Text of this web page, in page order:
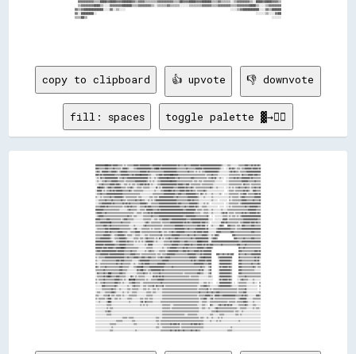
copy to clipboard 👍 upvote 👎 downvote
fill: spaces toggle palette ▓→✊🏽
▓▓▓▓▓▓▓▓▓▓▓▓████▓▓▓▓▒▒▓▓▓▓▓▓▒▒▒▒▒▒░░▒▒░░▒▒▒▒▒▒▒▒▓▓▓▓▓▓▒▒▓▓▓▓▓▓▓▓▓▓▓▓▒▒▒▒▓▓▓▓▓▓▓▓▓▓▒▒▓▓▓▓▓▓▓▓▓▓▓▓▓▓▓▓▓▓▒▒▓▓▒▒▒▒▒▒▓▓▒▒▒▒▒▒▓▓▓▓▓▓▓▓▓▓▒▒▓▓▓▓▓▓▓▓▓▓▓▓▓▓▓▓▓▓▓▓▓▓▓▓▓▓▒▒░░░░░░▒▒▒▒░░░░░░░░░░▒▒▒▒▒▒▒▒▓▓▓▓▒▒▒▒▓▓▒▒▓▓▒▒▓▓▒▒
▓▓▓▓▒▒▒▒▒▒▒▒▓▓▓▓▒▒▒▒▒▒▓▓▒▒▒▒▒▒▒▒░░▓▓▓▓▓▓▒▒░░░░░░▒▒▒▒▓▓▓▓▓▓▓▓▓▓▓▓▓▓▓▓▓▓▒▒▒▒▓▓████▒▒▓▓▓▓▓▓▓▓▓▓▓▓▓▓▓▓▓▓▓▓▒▒▒▒▒▒▒▒▒▒▒▒▓▓▒▒▒▒▒▒▒▒▒▒▓▓▓▓▓▓▓▓▒▒▓▓▓▓▓▓▓▓▓▓▓▓▓▓▓▓▓▓▓▓▒▒░░░░  ░░░░▓▓▒▒▓▓▒▒░░▒▒▒▒░░▒▒▒▒▓▓▓▓▓▓▓▓▒▒▓▓▓▓▓▓▒▒▓▓
▒▒▓▓▒▒░░▓▓▓▓▓▓▓▓▒▒▒▒▓▓▓▓▓▓▒▒░░▒▒▓▓▓▓▓▓▓▓▒▒▒▒▒▒▒▒▒▒▒▒▒▒▒▒▓▓▓▓▓▓▓▓▒▒▓▓▒▒▒▒▒▒▒▒▒▒▒▒▒▒▒▒▒▒▓▓▓▓▓▓▓▓▓▓▓▓▓▓▓▓▒▒▒▒▒▒▒▒▒▒▒▒▒▒▓▓▒▒▒▒▒▒░░▒▒░░▒▒░░▒▒▒▒▓▓▓▓▓▓▓▓▓▓▓▓▓▓▓▓▒▒░░░░░░░░░░░░▒▒▓▓▒▒▓▓▒▒▒▒░░▒▒▒▒▒▒▒▒▓▓▓▓▓▓▓▓▓▓▓▓▓▓▓▓▓▓
▓▓▓▓▒▒▓▓▒▒▓▓▓▓▓▓▓▓▓▓▓▓▓▓▒▒▒▒▒▒▒▒▓▓▓▓▓▓▓▓▓▓▒▒▒▒▓▓▒▒▓▓▓▓▓▓██▓▓▓▓▓▓▓▓▒▒▒▒░░░░░░▒▒▒▒▓▓▓▓▒▒▓▓▓▓▓▓▓▓████▓▓▓▓▓▓▒▒▒▒▒▒▒▒▒▒▒▒▒▒▒▒▒▒▒▒▒▒▒▒▒▒▒▒▒▒▒▒▒▒░░▒▒▒▒▒▒▓▓▒▒▒▒▒▒░░░░░░░░░░░░░░▒▒▒▒▒▒▒▒▒▒▒▒▒▒░░▓▓▒▒▒▒▒▒▓▓▓▓▓▓▒▒▓▓▓▓▒▒▒▒
░░▒▒░░▓▓▒▒▒▒▓▓▓▓▓▓▓▓▓▓▓▓▓▓▓▓░░▒▒▒▒▓▓▒▒▒▒▓▓▓▓▓▓▓▓▓▓▓▓▓▓▓▓▓▓▓▓▓▓▓▓▓▓░░▒▒░░░░▒▒░░▒▒▓▓▓▓▓▓▓▓▓▓██▓▓▓▓▓▓▓▓▒▒▒▒▓▓▒▒▒▒▒▒▒▒▒▒▒▒▒▒▓▓▓▓▒▒▒▒▒▒▒▒▒▒▒▒▒▒▒▒░░▒▒▒▒▓▓▒▒▓▓░░░░▒▒░░░░  ░░░░▒▒▒▒▒▒▓▓▒▒▓▓▒▒▒▒▓▓▓▓▓▓▓▓▓▓▒▒▓▓▒▒▒▒▒▒▒▒▒▒
░░▒▒░░░░▒▒▒▒▓▓▒▒▒▒▒▒▓▓▓▓▓▓▓▓▒▒▒▒▒▒▒▒░░▒▒▒▒▒▒▒▒▒▒▒▒▓▓▓▓▓▓▓▓▓▓▓▓▓▓▒▒░░▒▒░░▒▒░░░░▒▒▒▒▓▓▓▓▓▓▓▓▓▓▓▓██▓▓▓▓▓▓▒▒▒▒▒▒▒▒▒▒▒▒▒▒▒▒▒▒▒▒░░▒▒▒▒░░▒▒▒▒░░▒▒▒▒▒▒▒▒▒▒▒▒▒▒░░░░░░░░░░    ░░░░▒▒▒▒▒▒▒▒▒▒▒▒▒▒▒▒▓▓▓▓▓▓▓▓▒▒▒▒▒▒▒▒▓▓▒▒▒▒▒▒
░░░░▒▒▒▒▓▓▒▒▒▒▒▒▒▒▓▓▓▓▓▓▒▒▓▓▓▓▒▒░░░░▒▒▒▒░░▒▒░░▒▒▒▒░░▒▒▒▒▓▓▓▓▒▒▓▓▒▒▓▓░░▒▒░░░░░░▒▒▒▒▓▓▓▓▓▓▓▓▓▓▓▓▓▓▓▓▓▓▓▓▒▒▓▓▓▓▓▓▒▒▒▒▓▓▓▓░░▒▒▒▒▒▒▒▒▒▒▒▒░░▒▒▒▒▒▒▒▒▒▒▒▒▒▒░░░░░░░░░░░░░░░░░░░░▒▒▒▒▒▒▒▒▒▒▒▒▒▒▒▒░░▓▓▒▒▒▒▒▒░░▒▒▒▒▒▒▒▒▒▒▒▒
  ▓▓██▓▓▓▓▒▒░░▒▒▓▓▓▓▒▒▒▒▓▓▓▓▓▓▓▓▒▒▒▒▒▒░░▒▒▒▒▓▓▒▒░░░░▒▒▒▒▒▒░░▒▒▒▒▒▒▒▒░░░░░░░░▓▓░░▒▒░░▓▓▓▓▓▓▓▓▓▓▓▓▓▓▒▒▒▒▒▒▓▓▓▓▓▓▓▓▒▒▓▓▒▒▒▒▓▓▒▒░░▒▒▒▒▒▒▒▒▒▒▒▒▒▒▒▒▒▒▓▓▒▒░░░░▒▒░░░░░░░░  ░░░░▒▒░░▒▒░░▒▒▒▒▓▓▒▒▒▒▒▒▓▓▒▒▒▒░░▒▒▒▒▓▓▒▒▒▒▓▓
░░▓▓▓▓▓▓░░▒▒░░▒▒▒▒▓▓▒▒▓▓▒▒▓▓▓▓▓▓▓▓▒▒▒▒▒▒▒▒▓▓▒▒░░▒▒▒▒▒▒▒▒▒▒▒▒░░░░░░░░░░░░░░▒▒░░░░░░▒▒▒▒▓▓▓▓▓▓██▓▓▒▒▓▓▒▒▒▒▒▒▓▓▓▓▓▓▒▒▓▓▓▓▒▒▓▓▒▒▒▒░░▒▒▒▒▒▒▒▒▓▓▒▒░░░░░░░░░░░░░░░░░░░░░░    ░░▒▒▒▒▒▒░░▒▒▒▒▒▒▒▒▒▒▓▓▒▒▓▓▒▒░░░░▓▓▓▓▒▒▒▒▒▒
░░▒▒▒▒▓▓▒▒▒▒▒▒▓▓▓▓▓▓▓▓▓▓▓▓▓▓▓▓▓▓▓▓▒▒▒▒▒▒▒▒▒▒▒▒▒▒▒▒▒▒▒▒▒▒░░░░░░░░░░░░░░░░▒▒▒▒▒▒▒▒▒▒▒▒▒▒▓▓▓▓▓▓▓▓▓▓▓▓▓▓▒▒▒▒▓▓▓▓▒▒▒▒▒▒▓▓▓▓▓▓▓▓▓▓▓▓▒▒▒▒░░▓▓▒▒░░▒▒░░░░░░▒▒░░░░░░░░▒▒░░  ░░░░░░▒▒▒▒▒▒▒▒▒▒▒▒░░▒▒▒▒▓▓▓▓░░▒▒▒▒▒▒▒▒▓▓▓▓▒▒▓▓
▒▒░░░░▒▒░░▒▒▒▒▒▒▒▒▓▓▒▒▒▒▓▓▓▓▓▓▓▓▓▓▒▒░░▒▒▒▒▒▒▒▒▒▒▒▒▒▒░░▒▒▒▒░░░░░░░░░░▒▒▒▒░░▒▒▒▒░░▓▓▓▓▓▓▓▓▓▓▓▓▓▓▓▓▓▓▒▒▒▒▓▓▒▒▒▒▒▒▒▒▒▒▒▒▓▓▓▓▓▓▓▓▓▓▓▓▒▒░░░░░░▒▒░░░░░░░░▒▒░░░░░░░░░░░░░░░░░░░░▒▒░░▒▒▒▒▒▒▒▒░░▒▒▓▓▓▓▒▒▒▒▒▒▒▒▒▒▒▒▓▓▓▓▓▓▓▓
░░░░▒▒▒▒▒▒▒▒▓▓▒▒▒▒▒▒▓▓▒▒▒▒▒▒▒▒▒▒▓▓▒▒▒▒░░▒▒▒▒▒▒▒▒▒▒▓▓▒▒▒▒▓▓▒▒▒▒░░░░▒▒░░▒▒░░▒▒▓▓▓▓▓▓▓▓▓▓▓▓▓▓▓▓▓▓▓▓▓▓▓▓▓▓▒▒▒▒▒▒▒▒▒▒▒▒▒▒▓▓▓▓▒▒▓▓▒▒▒▒▒▒░░░░░░░░░░░░░░░░▒▒░░░░░░  ░░░░░░░░░░  ▒▒░░▒▒▒▒▒▒▒▒▒▒▒▒▓▓▓▓▓▓▒▒▒▒▒▒▒▒▓▓▒▒▒▒▒▒▓▓
░░░░▒▒▒▒▓▓▓▓▓▓▓▓▓▓▓▓▒▒▓▓▒▒▒▒▒▒▒▒▒▒▓▓▒▒▓▓▒▒▓▓▒▒▒▒▒▒▒▒▒▒▒▒▓▓▓▓▓▓▓▓▒▒░░░░▒▒▒▒▒▒▒▒▒▒▓▓▓▓▓▓▓▓▓▓▓▓▓▓▓▓▓▓▓▓▓▓▒▒▓▓▓▓▒▒▒▒▒▒▒▒▒▒▓▓▓▓▓▓▓▓▓▓▒▒░░░░░░▒▒░░▒▒░░  ░░░░░░░░░░░░░░░░  ░░░░▒▒▒▒▒▒▒▒▒▒▒▒░░▒▒▓▓▓▓▓▓▓▓▓▓▓▓▓▓▓▓▓▓▓▓▓▓▓▓
▒▒▒▒▒▒▓▓▓▓▓▓▒▒▓▓▒▒▒▒▒▒▒▒▒▒▒▒▒▒▒▒▒▒░░▒▒▒▒▓▓▒▒▓▓▒▒▒▒▒▒░░░░▒▒▒▒▒▒▓▓▒▒▓▓▓▓▒▒▒▒▒▒▒▒▒▒▓▓▓▓▓▓▓▓▓▓▓▓▓▓▓▓▓▓▓▓▓▓▓▓▓▓▒▒▒▒▒▒▓▓▒▒▒▒▓▓▓▓▓▓▒▒▓▓▒▒░░░░▒▒▒▒▒▒░░░░░░░░░░░░░░  ░░░░░░  ░░░░▒▒░░▒▒▒▒▒▒▒▒▒▒▒▒▒▒▒▒▓▓▒▒▒▒▓▓▓▓▓▓▓▓▓▓▒▒▒▒
▓▓▓▓▓▓▓▓▓▓▒▒▒▒▒▒▒▒▒▒▒▒▒▒▒▒▒▒▒▒░░░░░░░░░░▒▒▓▓▒▒▒▒▒▒▒▒░░░░▒▒▒▒▒▒░░▓▓▓▓▓▓▓▓▒▒▒▒▒▒▓▓▒▒▓▓▓▓▓▓▓▓▓▓▓▓▓▓▓▓▓▓▓▓▓▓▓▓▓▓▓▓▒▒▒▒▓▓▓▓▓▓▓▓▓▓▓▓░░▒▒▒▒▒▒░░▒▒▒▒▒▒░░░░▒▒░░░░░░░░░░▒▒░░░░░░▒▒▒▒▒▒▒▒▒▒▒▒▒▒▒▒▒▒▒▒▒▒▒▒▒▒▓▓▓▓▓▓▓▓▓▓▒▒▒▒▒▒
▒▒▓▓▓▓▓▓▒▒▒▒▓▓▒▒▒▒▒▒▒▒▒▒▒▒▒▒▒▒▒▒▒▒▒▒▒▒▒▒▒▒▒▒▒▒▒▒░░░░▒▒▒▒▒▒░░▒▒▒▒▒▒▓▓▒▒▓▓▒▒▓▓▓▓▓▓▓▓▓▓▓▓▓▓▓▓▓▓▓▓▓▓▓▓▓▓▓▓▓▓▓▓▓▓▓▓▓▓▓▓▓▓▓▓▓▓▓▓▓▓▒▒▒▒▒▒▒▒░░░░▒▒▒▒▒▒░░░░▒▒░░░░░░░░░░▒▒▓▓▒▒▓▓░░▒▒▒▒▒▒░░▒▒▒▒▒▒▒▒▓▓▒▒▓▓▒▒▒▒▓▓▓▓▓▓▓▓▒▒▓▓▒▒
░░▒▒▓▓▓▓▓▓▒▒▒▒▒▒▒▒▒▒▒▒▒▒▒▒▒▒▒▒▒▒▒▒▒▒▒▒▒▒▓▓▒▒▒▒░░▒▒▒▒░░░░░░░░▒▒▒▒▒▒▒▒▒▒▓▓▒▒▒▒▒▒▒▒▓▓▓▓▓▓▓▓▓▓▓▓▓▓▓▓▓▓▓▓▓▓▓▓▓▓▓▓▓▓▒▒▒▒▓▓▓▓▓▓▓▓▓▓▓▓▒▒▒▒▒▒▒▒▒▒▒▒▒▒▓▓░░  ░░  ░░░░░░░░░░▒▒▒▒▒▒░░▒▒░░▒▒▒▒░░▒▒░░▒▒▓▓▓▓▓▓▓▓▓▓▓▓▓▓▓▓▓▓▓▓▓▓▓▓
▓▓▓▓▓▓▒▒▒▒▒▒▒▒▓▓▓▓▒▒▒▒▒▒▒▒▒▒▒▒▒▒░░▒▒▓▓▓▓▒▒▒▒▒▒▒▒░░░░░░░░░░░░▒▒▒▒▒▒▒▒▒▒░░░░▒▒▒▒░░▒▒▒▒▓▓▓▓▓▓▓▓▒▒▒▒▓▓▓▓▓▓▓▓▓▓▓▓▓▓▓▓▓▓▒▒▒▒▒▒▓▓▓▓▓▓▓▓▓▓▓▓▓▓▓▓▓▓▓▓▓▓░░░░░░  ░░░░░░░░░░▓▓▓▓▓▓░░▒▒▒▒▒▒▒▒▒▒▒▒▒▒▒▒▒▒▓▓▓▓▓▓▓▓▓▓▓▓▓▓▓▓▓▓▒▒▒▒
▒▒▒▒▒▒▓▓▓▓▓▓▓▓▓▓▓▓██▒▒▒▒▒▒▒▒▒▒▒▒▓▓▒▒▒▒▒▒▒▒▒▒░░░░░░░░░░░░░░░░░░▒▒▓▓▒▒░░▒▒▒▒▒▒▒▒▒▒▒▒░░▒▒▒▒▒▒▒▒▒▒▓▓▓▓▓▓▓▓▓▓▓▓▓▓▓▓▒▒▓▓▒▒▓▓▒▒▒▒▓▓▓▓▓▓▓▓▓▓▒▒▓▓▓▓▒▒▒▒░░  ░░░░░░░░░░░░▓▓▓▓▒▒▓▓▒▒▒▒▒▒▒▒▒▒▒▒▒▒░░▒▒▒▒▓▓▓▓▓▓▓▓▒▒▓▓▓▓▒▒▓▓▒▒▒▒
▒▒▒▒▒▒▒▒▒▒▓▓▓▓▒▒▒▒▓▓▒▒▒▒▒▒▒▒▒▒▒▒▒▒▒▒▒▒▒▒▒▒░░░░░░▒▒░░░░░░░░░░▒▒▓▓▒▒▒▒▒▒▒▒▒▒▒▒▒▒▒▒▒▒▒▒░░▒▒▒▒▒▒▒▒▒▒▒▒▒▒▓▓▓▓▓▓▓▓▓▓▒▒▒▒▒▒▒▒▒▒▒▒▒▒▒▒▒▒▓▓▓▓▒▒▓▓▓▓░░▒▒  ░░▒▒░░░░░░░░▓▓▓▓▒▒    ▓▓▓▓▒▒▒▒▒▒░░▒▒▒▒░░▓▓▓▓▒▒▒▒▒▒▒▒▓▓▓▓▒▒▒▒▒▒▒▒
░░▒▒▒▒▒▒▒▒▒▒▓▓▓▓▒▒▓▓▓▓▓▓▓▓▓▓▓▓▒▒▒▒▒▒▒▒▒▒▒▒▒▒░░░░▒▒▓▓░░░░░░▒▒▒▒▒▒▒▒▒▒░░▒▒░░▒▒▒▒▒▒▒▒░░▒▒▒▒▒▒▒▒▒▒▒▒▒▒▒▒▓▓▓▓▓▓▓▓▓▓▓▓▒▒▒▒▓▓▒▒▒▒▒▒▒▒▓▓▓▓▓▓▓▓▓▓▓▓▒▒▓▓░░░░░░░░░░▒▒▓▓▓▓▓▓▓▓▓▓▓▓▓▓▓▓▒▒▒▒▒▒░░▒▒▒▒▒▒▓▓▓▓▓▓▓▓▓▓▓▓▓▓▓▓▓▓▓▓▓▓▓▓
▒▒▒▒▒▒▒▒▒▒▒▒▓▓▓▓▒▒▓▓▒▒▒▒▒▒▒▒▓▓▓▓▓▓▒▒▒▒▒▒░░░░▒▒▒▒▒▒▓▓▓▓▓▓░░▒▒▒▒▒▒▒▒▒▒▒▒▒▒▒▒▒▒▒▒▒▒▓▓▒▒░░▒▒▒▒░░▒▒▒▒▓▓▒▒▒▒▓▓▓▓▓▓▓▓▓▓▒▒▒▒▒▒▒▒▒▒▒▒▓▓▒▒▓▓▓▓▓▓▒▒▓▓▓▓▓▓░░░░░░░░░░▓▓▓▓▓▓▒▒▒▒▒▒▒▒▒▒▒▒▓▓▓▓▒▒▒▒▒▒▒▒▒▒▒▒▒▒▒▒▒▒▒▒▒▒▓▓▓▓▒▒▒▒▒▒▒▒
▒▒▒▒▒▒▒▒▒▒▓▓▓▓▓▓▓▓▒▒░░░░▒▒▒▒▓▓▓▓▓▓▓▓▒▒░░▒▒▒▒▒▒░░░░▒▒▒▒▒▒░░░░░░▒▒▒▒░░▒▒▒▒▒▒▒▒▒▒▒▒▒▒▓▓░░▒▒▒▒▒▒▒▒▒▒▓▓▓▓▓▓▓▓▓▓▒▒▒▒▒▒▒▒▒▒▓▓▒▒▒▒▒▒▓▓▒▒▒▒▒▒▒▒▓▓▓▓▓▓▒▒░░░░▒▒░░▓▓▓▓▒▒                ▓▓▓▓▒▒▒▒▒▒▒▒▒▒▒▒▒▒▒▒▒▒▒▒▒▒▒▒▒▒▒▒▒▒▒▒
▒▒▒▒▒▒▓▓▓▓▓▓▓▓▓▓▓▓▒▒░░░░▒▒▒▒▒▒▓▓▓▓▓▓▓▓▒▒░░░░░░░░▒▒▒▒▒▒░░▒▒▒▒░░▒▒▓▓▒▒▒▒▒▒▒▒░░▒▒░░▓▓░░▒▒░░▒▒▒▒▓▓▒▒▒▒▒▒▓▓▓▓▒▒▒▒▒▒▒▒▒▒▒▒▒▒▒▒▓▓▒▒▒▒▓▓▓▓▓▓▓▓▓▓▓▓▓▓▓▓░░░░▒▒▓▓▓▓▒▒                    ▓▓▓▓▒▒▒▒▒▒▒▒▓▓▒▒▒▒▒▒▒▒▓▓▓▓▒▒▒▒▒▒▒▒
▓▓▓▓▓▓▓▓▓▓▓▓▓▓▓▓▓▓▓▓▒▒░░░░▒▒▒▒▓▓▓▓▓▓▓▓▒▒▓▓▒▒▒▒▒▒░░▒▒░░▒▒░░▒▒░░▒▒▓▓▓▓▓▓▓▓▒▒░░▒▒░░░░░░░░▒▒▒▒▒▒▒▒▓▓▒▒▓▓▓▓▓▓▓▓▒▒▒▒▒▒▓▓▓▓▒▒▒▒▒▒▒▒▒▒▒▒██████▓▓▓▓▓▓▓▓░░░░▓▓▓▓▓▓▓▓▓▓▓▓▓▓▓▓▓▓▓▓▓▓▓▓▓▓▓▓▓▓▓▓▓▓▒▒▒▒▓▓▓▓▓▓▓▓▓▓▓▓▓▓▓▓▓▓▓▓▓▓▓▓
▓▓▓▓▓▓▓▓▓▓▒▒▓▓▓▓▓▓▓▓▓▓▓▓▒▒▒▒▒▒▓▓▓▓▓▓▓▓▒▒▒▒▒▒▒▒▒▒░░░░░░░░░░░░░░▒▒░░▓▓▓▓▓▓░░░░░░░░░░░░░░▒▒▒▒▒▒▒▒▒▒▓▓▓▓▓▓▓▓▒▒▒▒▒▒▒▒▓▓▓▓▓▓▒▒▓▓▒▒▒▒▒▒▓▓▓▓▓▓▒▒▓▓▒▒▓▓▒▒▓▓▓▓▒▒▒▒▒▒▒▒▒▒▓▓▒▒▒▒▒▒▒▒▒▒▒▒▒▒▒▒▒▒▓▓▓▓▒▒▒▒▒▒▓▓▒▒▒▒▒▒▒▒▒▒▒▒▒▒▒▒▒▒
▓▓▓▓▓▓▓▓▒▒▓▓▓▓▒▒▓▓▓▓▓▓▒▒▒▒▓▓▓▓▓▓████▓▓▒▒▒▒▒▒▒▒▒▒▒▒▒▒▒▒░░░░░░░░░░▒▒▒▒▒▒▒▒░░░░░░░░░░░░▒▒░░░░▒▒▒▒▓▓▓▓▓▓▓▓▒▒▒▒▒▒▒▒▓▓▒▒▓▓▒▒▒▒▒▒▒▒▒▒▒▒▓▓▓▓▓▓▓▓▒▒▒▒▓▓▓▓▓▓▒▒                                ▓▓▒▒▒▒▓▓▒▒▒▒▒▒▒▒▒▒▒▒▒▒▒▒▒▒▒▒
▒▒▓▓▓▓▒▒▓▓▓▓▓▓▓▓▓▓▓▓▓▓▓▓▓▓▒▒▓▓▓▓▓▓▓▓▒▒▒▒▒▒▒▒▓▓▒▒▒▒▒▒░░░░░░░░░░▒▒░░▒▒▓▓▒▒▒▒░░░░░░▒▒▒▒▒▒▒▒░░▒▒▓▓▓▓▓▓▓▓▓▓▓▓▒▒▒▒▒▒▓▓▓▓▒▒▓▓▒▒▒▒▒▒▓▓▓▓▓▓▒▒▓▓▒▒▓▓▓▓▓▓▓▓▓▓                                  ▓▓▓▓▒▒▒▒▒▒▒▒▒▒▒▒▒▒▒▒▓▓▓▓▒▒▓▓
▒▒▒▒▒▒▓▓▓▓▓▓▓▓▓▓▒▒▓▓▓▓▓▓▓▓▓▓▓▓▓▓▓▓▓▓▒▒▒▒▒▒▒▒▓▓▓▓▓▓▒▒▒▒▒▒░░▒▒▒▒▒▒▒▒▒▒▒▒▒▒▒▒▒▒░░▒▒▒▒░░▒▒▒▒▒▒▓▓▓▓▓▓▓▓▓▓▒▒▒▒▒▒▒▒▒▒▒▒▒▒▒▒▓▓▓▓▓▓▓▓▓▓▒▒▒▒▒▒▓▓▒▒▓▓▓▓▓▓▓▓▓▓      ▓▓▓▓▒▒▒▒▓▓▒▒▒▒▓▓▒▒▓▓▓▓      ▓▓▒▒▒▒▒▒▓▓▒▒▒▒▒▒▓▓▓▓▓▓▓▓▓▓▓▓
▒▒░░▒▒▒▒▒▒▒▒▓▓▓▓▓▓▓▓▓▓▓▓▓▓▓▓▓▓▓▓▓▓▓▓▒▒▒▒▓▓▒▒▒▒▒▒▓▓▓▓▓▓▒▒▒▒▓▓▓▓▒▒▒▒▓▓▓▓▒▒▒▒▒▒░░▒▒▒▒▓▓▒▒▒▒▓▓▓▓▓▓▒▒▒▒▒▒▒▒▒▒▒▒▒▒▒▒▒▒▒▒▒▒▒▒▓▓▓▓▓▓▓▓▒▒░░▒▒▓▓▓▓██▓▓▓▓▓▓▓▓        ▒▒▓▓▓▓▓▓▓▓▓▓▓▓▓▓▓▓        ▓▓▒▒▒▒▒▒▒▒▒▒▒▒▒▒▒▒▒▒▓▓▒▒▓▓▒▒
▒▒░░░░░░▒▒▒▒▒▒▒▒▒▒▒▒▒▒▒▒▒▒▓▓▓▓▒▒▓▓▓▓▒▒▒▒▒▒▒▒▒▒░░░░░░░░▒▒▓▓▓▓▓▓▓▓▓▓▓▓▒▒▒▒▒▒▒▒▒▒▒▒▒▒▒▒▓▓▓▓▓▓▓▓▒▒▒▒▒▒▒▒▒▒▒▒▒▒▒▒▒▒▒▒▒▒▒▒▒▒▒▒▓▓▒▒▓▓▒▒▒▒▓▓▓▓▓▓▓▓▒▒▓▓▓▓▓▓        ░░▓▓▓▓▓▓▓▓▓▓▓▓▓▓▒▒        ▓▓▓▓▒▒▒▒▒▒▒▒▒▒▒▒▒▒▒▒▓▓▒▒▓▓░░
▒▒░░░░▒▒▒▒▒▒▒▒▒▒▒▒▒▒▒▒▒▒▒▒▓▓▒▒▒▒▓▓▒▒▒▒▒▒▒▒▒▒░░░░▒▒░░░░▒▒▒▒▓▓▒▒▓▓▓▓▓▓▒▒▒▒▒▒▒▒▒▒▓▓▓▓▓▓▓▓▓▓▒▒▒▒▒▒▒▒▒▒▒▒▒▒▒▒▒▒▒▒▒▒▒▒▒▒▒▒▒▒▒▒▒▒▒▒▓▓▓▓▓▓▓▓▓▓▓▓▒▒▒▒▒▒▓▓▓▓        ░░▓▓▓▓▓▓▓▓▓▓▓▓▓▓▒▒        ▓▓▓▓▒▒▒▒▒▒▒▒▒▒▒▒▓▓▒▒▒▒▒▒▓▓▒▒
▓▓▒▒░░▒▒▒▒▒▒▓▓▒▒▒▒▒▒▒▒▒▒▒▒▒▒▒▒▓▓▓▓▒▒▒▒▒▒▒▒░░░░░░▒▒▒▒▓▓▓▓▓▓██▒▒▒▒▒▒▒▒▓▓▓▓▓▓▓▓▓▓▓▓▓▓▓▓▓▓▒▒▒▒▒▒▒▒▒▒▓▓▒▒▒▒▒▒▒▒▒▒▒▒▒▒▒▒▒▒▒▒▒▒▒▒▒▒▒▒▒▒▒▒▒▒▓▓▒▒▒▒░░░░▒▒▓▓        ░░▓▓▒▒▓▓▓▓▓▓▒▒▓▓▒▒        ▓▓▓▓▒▒▒▒▒▒▒▒▒▒▒▒▒▒▓▓▒▒░░▒▒▒▒
▒▒▒▒▒▒▒▒▒▒▓▓▒▒▒▒▒▒▒▒▒▒▒▒▒▒▒▒▒▒▓▓▓▓▒▒▒▒▒▒░░░░░░░░░░░░▓▓▒▒▓▓██▒▒▒▒░░▒▒▒▒▓▓▓▓▓▓▓▓▓▓▓▓▒▒▓▓▒▒▒▒▒▒▒▒▒▒▒▒▒▒▒▒▒▒▒▒▒▒▒▒▒▒▒▒▒▒▒▒▒▒▒▒▒▒▒▒▒▒▒▒▓▓▒▒▓▓░░░░░░▒▒▓▓        ░░▓▓▓▓▓▓▓▓▓▓▓▓▓▓▒▒        ▓▓▓▓▒▒▒▒▒▒▒▒▒▒▒▒▒▒▒▒░░░░░░░░
░░▓▓▒▒▒▒▒▒▓▓▒▒▒▒████▒▒▒▒▒▒▒▒▒▒▓▓▓▓▒▒▒▒░░░░░░░░░░░░░░▒▒▒▒▒▒▒▒▓▓▒▒▒▒░░▒▒░░▒▒▒▒▒▒▒▒▓▓▒▒▒▒▒▒▒▒▒▒▒▒▒▒▒▒▒▒▒▒▒▒▒▒▒▒▒▒░░▒▒▒▒▒▒▒▒▒▒▒▒▒▒▒▒▓▓▓▓▒▒▒▒░░░░░░▒▒▓▓        ░░▓▓▓▓▓▓▓▓▓▓▓▓▓▓▒▒        ▓▓▓▓▒▒▒▒▒▒▒▒▒▒▒▒▒▒▒▒▒▒▒▒▒▒▒▒
░░▒▒▒▒▒▒▒▒▓▓▒▒▓▓██▓▓▒▒▒▒▒▒▓▓▓▓▒▒▒▒▒▒▒▒░░░░░░▓▓▒▒░░▒▒░░▒▒▒▒▒▒▒▒░░░░░░░░░░▓▓▒▒▓▓▒▒▓▓▒▒▓▓▒▒▒▒▒▒▒▒▒▒▒▒▒▒▒▒▒▒▒▒▒▒▒▒▒▒▒▒▒▒▒▒░░▒▒▒▒▒▒▒▒▒▒░░░░░░░░░░░░▒▒▒▒░░      ░░▓▓▓▓▓▓▓▓▓▓▓▓▓▓▒▒      ░░▒▒▒▒▒▒▒▒▓▓▒▒▒▒▒▒▒▒▒▒▒▒▒▒▒▒▒▒
▒▒░░▒▒▒▒▒▒▓▓▒▒▒▒▒▒▒▒▒▒▒▒▓▓▓▓▓▓▒▒▒▒░░▒▒░░░░██▓▓▓▓██▒▒▒▒▒▒▒▒▒▒▒▒░░▒▒░░░░▒▒▒▒▒▒▒▒▓▓▓▓▓▓▓▓▒▒▒▒▒▒▒▒▒▒▒▒▒▒▒▒▒▒▒▒▒▒▒▒▒▒▒▒▒▒▒▒▒▒▒▒▒▒▒▒▒▒▒▒░░░░░░░░░░░░░░░░░░      ░░▓▓▒▒▓▓▓▓▓▓▒▒▓▓▒▒      ░░░░▒▒▓▓▒▒▒▒▒▒░░░░░░▒▒░░░░░░░░
▒▒░░░░▒▒▒▒▓▓▒▒▒▒▒▒▒▒▒▒▒▒▓▓▓▓▒▒▒▒░░▒▒░░░░░░▒▒▒▒▓▓▓▓▒▒▒▒▒▒░░░░▒▒▒▒▒▒▒▒▒▒▒▒▒▒▒▒▒▒▒▒▒▒▓▓▒▒▒▒▒▒▒▒▒▒▒▒▒▒▒▒▒▒▒▒▒▒▒▒▒▒▒▒▒▒▒▒▒▒▒▒▒▒▒▒▒▒▒▒▒▒░░░░░░▒▒▒▒░░▒▒░░░░    ░░░░▓▓▓▓▓▓▓▓▓▓▓▓▓▓▒▒  ░░  ░░▒▒▒▒▒▒▒▒▒▒░░░░░░░░▒▒░░░░  ▒▒
░░░░░░░░▓▓▓▓▒▒▒▒▒▒▒▒▒▒▒▒▓▓▒▒░░░░░░░░░░░░▒▒░░░░▒▒▓▓▒▒▒▒▒▒░░░░▒▒▒▒░░▒▒▒▒▒▒▓▓░░▓▓▒▒▒▒▒▒▓▓░░▒▒▒▒▒▒▒▒▒▒▒▒▒▒▒▒▒▒▒▒▒▒▒▒▒▒▒▒▒▒▒▒▒▒▒▒▒▒▒▒░░░░▒▒▒▒▓▓▓▓▒▒▒▒░░░░░░░░░░▒▒▓▓▓▓▓▓▓▓▓▓▓▓▓▓▒▒░░░░░░░░▒▒▒▒▒▒▒▒▒▒░░░░░░░░░░░░░░  ▒▒
░░░░░░░░▒▒▒▒▒▒▒▒▒▒▒▒▓▓▒▒▒▒░░░░▒▒░░░░░░░░▒▒▒▒░░▒▒▒▒▒▒▒▒░░░░░░▒▒▒▒░░▒▒░░░░▒▒▒▒░░▒▒░░░░▒▒▒▒▒▒▒▒▒▒▒▒▒▒▒▒▒▒▒▒▒▒▒▒▒▒▒▒▒▒▒▒▒▒▒▒▒▒▒▒▒▒▒▒░░▒▒▒▒▒▒▒▒▒▒▓▓░░▒▒░░▒▒▒▒▒▒▒▒▒▒▒▒▒▒▒▒▒▒▒▒▒▒▒▒▒▒▒▒▒▒░░▒▒▒▒▒▒▒▒▓▓░░░░░░░░░░░░░░  ░░
░░▒▒▒▒░░░░░░▒▒▒▒▒▒▒▒▓▓▓▓▒▒░░░░░░░░▒▒░░░░▒▒░░░░▒▒▒▒▒▒░░░░░░░░░░░░▒▒▒▒▒▒░░▒▒▒▒░░░░░░░░▒▒▒▒▒▒▒▒▒▒▒▒▒▒▒▒▒▒▒▒▒▒▒▒▒▒▒▒▒▒▒▒▒▒▒▒▒▒▒▒▒▒▒▒▒▒▓▓▒▒▒▒▒▒▒▒▓▓▒▒▒▒▓▓▒▒▒▒▓▓▓▓▒▒▒▒▒▒▒▒▒▒▒▒▒▒▒▒▒▒▒▒▒▒░░▒▒▒▒▒▒▓▓▓▓░░░░░░░░░░░░░░░░▒▒
▒▒▒▒░░░░░░▒▒▒▒▒▒▓▓░░▒▒▒▒░░▒▒▒▒▒▒░░▒▒░░░░░░▒▒▒▒▒▒▒▒▒▒░░░░░░░░░░░░▒▒▒▒▒▒▒▒░░░░░░░░░░░░▒▒▒▒▒▒▒▒▒▒▒▒▒▒▒▒▒▒▒▒▒▒▒▒▒▒▒▒▒▒▒▒▒▒▒▒▒▒▒▒▒▒▒▒░░▒▒▒▒▒▒▒▒▓▓▓▓▓▓▒▒▒▒░░▓▓▓▓▓▓▒▒▒▒▓▓▓▓▓▓▓▓▓▓▓▓▓▓▓▓▒▒▒▒▒▒▒▒▓▓▒▒▓▓▒▒░░░░░░░░░░▓▓▓▓▒▒
▒▒░░▒▒▒▒▒▒▒▒░░▒▒▓▓▓▓░░░░▒▒▒▒░░▒▒░░░░░░░░▒▒▒▒▒▒░░░░░░░░░░▒▒▒▒░░▒▒▒▒░░▒▒▒▒░░░░░░░░░░░░▒▒▒▒▒▒▒▒▒▒▒▒▒▒▒▒▒▒▒▒▒▒▒▒▒▒▒▒▒▒▒▒▒▒▒▒▒▒▒▒▒▒▒▒▒▒░░▒▒▒▒▓▓▓▓░░░░▒▒▓▓░░▒▒▒▒▒▒▒▒▒▒▒▒▒▒▒▒▒▒▒▒▒▒▒▒▒▒░░░░▒▒▓▓▓▓▓▓▓▓░░░░░░░░▒▒▒▒▒▒▒▒▒▒
░░░░▒▒░░░░░░░░▒▒██▓▓░░░░░░░░░░░░░░░░░░░░░░▒▒░░░░░░░░░░░░▒▒▓▓░░▓▓▒▒▒▒▒▒▒▒░░░░░░░░░░▒▒▒▒▒▒▒▒▒▒▒▒▒▒▒▒▒▒▒▒▒▒▒▒▒▒▒▒▒▒▒▒▒▒▒▒▒▒▒▒▒▒▒▒▒▒▒▒░░░░▒▒▒▒▒▒░░░░▒▒▒▒▒▒▒▒▒▒▒▒▒▒▒▒▒▒▒▒▒▒░░▒▒▒▒▒▒▒▒░░▒▒▒▒▒▒▒▒▓▓▓▓▒▒░░░░░░▒▒░░░░░░░░
░░░░░░░░░░░░░░▒▒▒▒▒▒░░░░░░░░░░░░░░░░░░░░░░░░░░░░░░░░░░░░▒▒░░▒▒░░▒▒░░░░░░░░░░░░░░░░░░▒▒▒▒▒▒▒▒▒▒░░░░▒▒▒▒▒▒▒▒▒▒▒▒▒▒▒▒▒▒▒▒▒▒▒▒▒▒▒▒▒▒░░░░░░▒▒▒▒░░░░  ▓▓▒▒░░░░░░▒▒▓▓▒▒▒▒▓▓▒▒▓▓▒▒▓▓░░░░░░░░▒▒▒▒▒▒▒▒▓▓▒▒░░░░░░▒▒▒▒░░░░░░
░░░░░░░░░░░░░░▒▒░░▒▒▒▒░░░░░░░░░░░░░░░░░░░░░░░░░░░░░░░░░░░░░░░░░░░░░░░░░░░░░░░░░░░░░░▒▒▒▒▒▒▒▒▒▒░░▒▒▒▒▒▒▒▒▒▒▒▒▒▒▒▒▒▒▒▒▒▒▒▒▒▒▒▒▒▒▒▒▒▒░░░░▒▒▒▒░░░░▒▒░░░░░░▒▒▓▓▒▒▒▒▒▒▒▒▒▒▒▒▒▒▒▒▒▒▒▒▒▒▒▒░░░░▒▒▒▒▒▒▒▒░░░░░░░░▒▒░░▒▒▒▒░░
░░░░░░░░░░░░▒▒▒▒▓▓▒▒░░░░░░░░░░░░░░░░░░░░░░░░░░░░░░░░░░░░░░░░░░░░░░░░░░░░░░░░░░░░░░░░▒▒▒▒▒▒▒▒▒▒▒▒▒▒▒▒▒▒▒▒▒▒▒▒▒▒▒▒▒▒▒▒▒▒▒▒▒▒▒▒▒▒▒▒▒▒░░░░░░░░░░░░░░░░▒▒▒▒▒▒▓▓▒▒▒▒▒▒▒▒▒▒▒▒▒▒▒▒▒▒▒▒░░▒▒▒▒░░░░▒▒░░░░░░░░░░░░░░░░░░░░░░
░░░░░░░░░░░░░░▒▒▒▒▒▒░░░░░░░░░░░░░░░░░░░░░░░░░░░░░░░░░░░░░░░░░░░░░░░░░░░░░░░░░░░░░░░░▒▒▒▒▒▒▒▒▒▒▒▒▒▒▒▒▒▒▒▒▒▒▒▒▒▒▒▒░░░░▒▒▒▒▒▒▒▒▒▒▒▒░░░░░░░░░░░░░░░░▒▒▒▒░░░░░░░░▒▒▒▒▒▒░░░░░░░░░░░░░░▒